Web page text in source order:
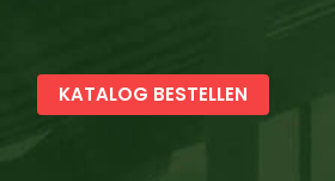
KATALOG BESTELLEN